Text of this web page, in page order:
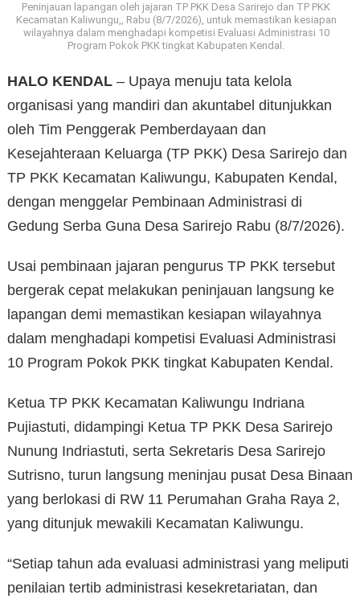
Peninjauan lapangan oleh jajaran TP PKK Desa Sarirejo dan TP PKK
Kecamatan Kaliwungu,, Rabu (8/7/2026), untuk memastikan kesiapan
wilayahnya dalam menghadapi kompetisi Evaluasi Administrasi 10
Program Pokok PKK tingkat Kabupaten Kendal.
HALO KENDAL – Upaya menuju tata kelola
organisasi yang mandiri dan akuntabel ditunjukkan
oleh Tim Penggerak Pemberdayaan dan
Kesejahteraan Keluarga (TP PKK) Desa Sarirejo dan
TP PKK Kecamatan Kaliwungu, Kabupaten Kendal,
dengan menggelar Pembinaan Administrasi di
Gedung Serba Guna Desa Sarirejo Rabu (8/7/2026).
Usai pembinaan jajaran pengurus TP PKK tersebut
bergerak cepat melakukan peninjauan langsung ke
lapangan demi memastikan kesiapan wilayahnya
dalam menghadapi kompetisi Evaluasi Administrasi
10 Program Pokok PKK tingkat Kabupaten Kendal.
Ketua TP PKK Kecamatan Kaliwungu Indriana
Pujiastuti, didampingi Ketua TP PKK Desa Sarirejo
Nunung Indriastuti, serta Sekretaris Desa Sarirejo
Sutrisno, turun langsung meninjau pusat Desa Binaan
yang berlokasi di RW 11 Perumahan Graha Raya 2,
yang ditunjuk mewakili Kecamatan Kaliwungu.
“Setiap tahun ada evaluasi administrasi yang meliputi
penilaian tertib administrasi kesekretariatan, dan